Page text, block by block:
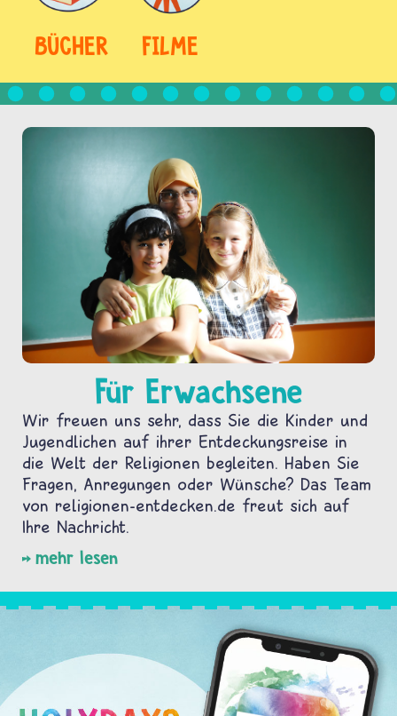
BÜCHER FILME
Für Erwachsene
Wir freuen uns sehr, dass Sie die Kinder und
Jugendlichen auf ihrer Entdeckungsreise in
die Welt der Religionen begleiten. Haben Sie
Fragen, Anregungen oder Wünsche? Das Team
von religionen-entdecken.de freut sich auf
Ihre Nachricht.
mehr lesen